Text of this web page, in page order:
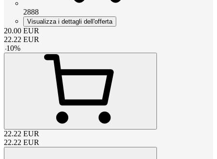
2888
Visualizza i dettagli dell'offerta
20.00 EUR
22.22 EUR
-10%
22.22 EUR
22.22 EUR